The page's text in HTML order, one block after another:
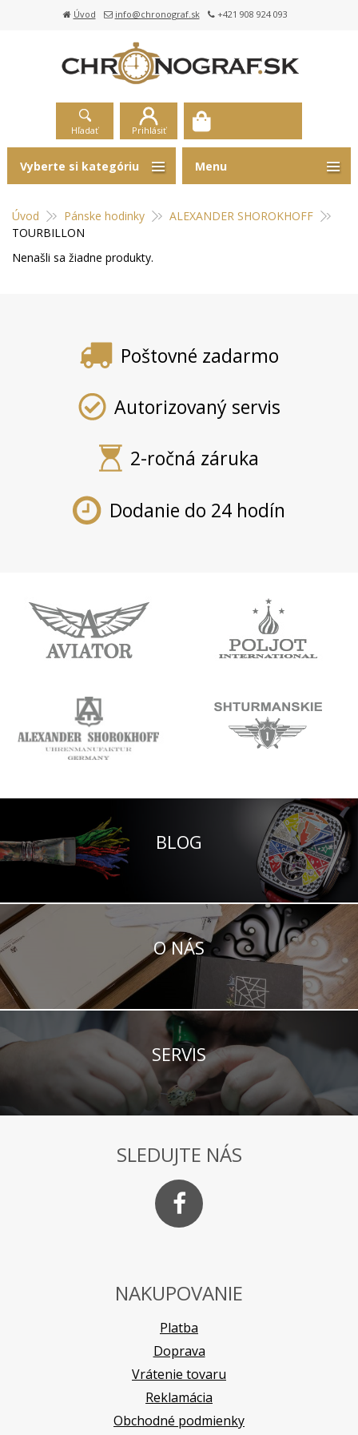
Úvod info@chronograf.sk +421 908 924 093
Hľadať Prihlásiť
Úvod Pánske hodinky
ALEXANDER SHOROKHOFF
TOURBILLON
Nenašli sa žiadne produkty.
Vyberte si kategóriu Menu
Poštovné zadarmo
Autorizovaný servis
2-ročná záruka
Dodanie do 24 hodín
BLOG
O NÁS
SERVIS
SLEDUJTE NÁS
NAKUPOVANIE
Platba
Doprava
Vrátenie tovaru
Reklamácia
Obchodné podmienky